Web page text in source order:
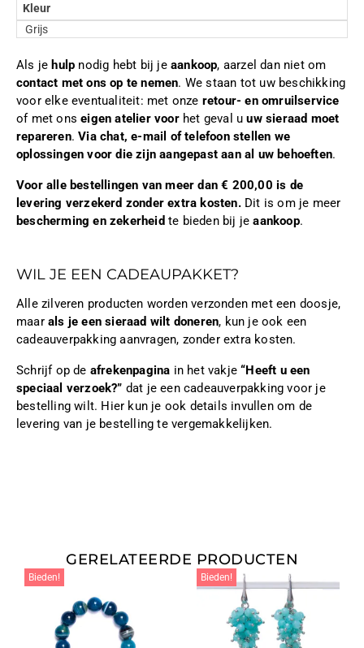
Kleur
Grijs
Als je hulp nodig hebt bij jeaankoop, aarzel dan niet om
contact met ons op te nemen. We staan tot uw beschikking
voor elke eventualiteit: met onze retour- en omruilservice
of met onseigen atelier voorhet geval uuw sieraad moet
repareren.Via chat, e-mail of telefoon stellen we
oplossingen voor die zijn aangepast aan al uw behoeften.
Voor alle bestellingen van meer dan € 200,00 is de
levering verzekerd zonder extra kosten.Dit is om je meer
bescherming en zekerheid te bieden bij jeaankoop.
WIL JE EEN CADEAUPAKKET?
Alle zilveren producten worden verzonden met een doosje,
maar als je een sieraad wilt doneren, kun je ook een
cadeauverpakking aanvragen, zonder extra kosten.
Schrijf op de afrekenpagina in het vakje“Heeft u een
speciaal verzoek?” dat je een cadeauverpakking voor je
bestelling wilt. Hier kun je ook details invullen om de
levering van je bestelling te vergemakkelijken.
GERELATEERDE PRODUCTEN
Bieden! Bieden!